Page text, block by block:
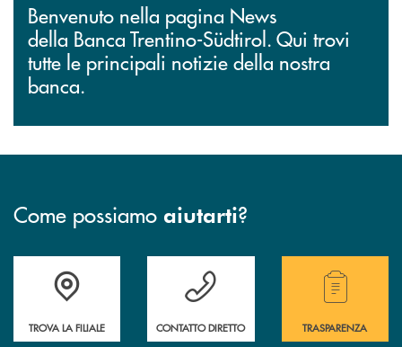
Benvenuto nella pagina News
della Banca Trentino-Südtirol. Qui trovi
tutte le principali notizie della nostra
banca.
Come possiamo aiutarti?
Accedi all' elenco completo delle filiali.
TROVA LA FILIALE
Hai bisogno di assistenza immediata?
CONTATTO DIRETTO
Hai bisogno di
TRASPARENZA